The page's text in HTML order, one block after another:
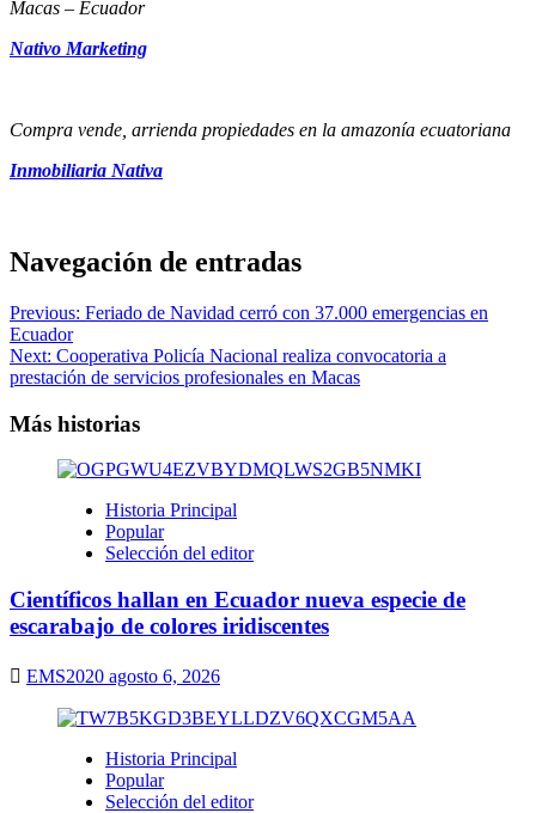
Macas – Ecuador
Nativo Marketing
Compra vende, arrienda propiedades en la amazonía ecuatoriana
Inmobiliaria Nativa
Navegación de entradas
Previous: Feriado de Navidad cerró con 37.000 emergencias en
Ecuador
Next: Cooperativa Policía Nacional realiza convocatoria a
prestación de servicios profesionales en Macas
Más historias
Historia Principal
Popular
Selección del editor
Científicos hallan en Ecuador nueva especie de
escarabajo de colores iridiscentes
EMS2020 agosto 6, 2026
Historia Principal
Popular
Selección del editor